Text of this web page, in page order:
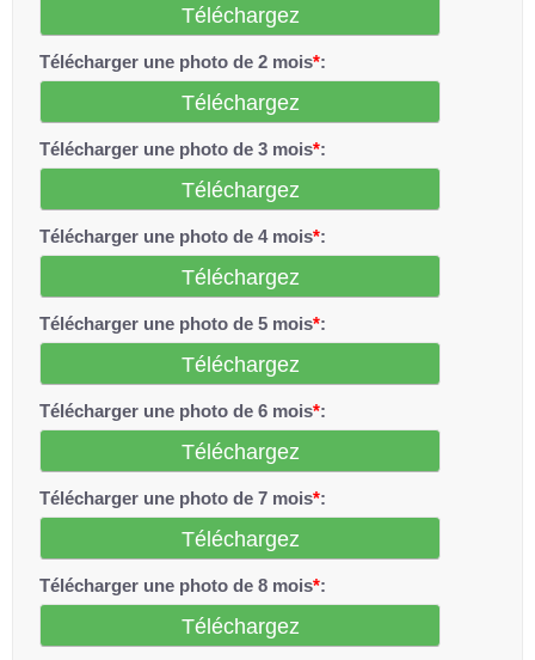
Téléchargez
Télécharger une photo de 2 mois*:
Téléchargez
Télécharger une photo de 3 mois*:
Téléchargez
Télécharger une photo de 4 mois*:
Téléchargez
Télécharger une photo de 5 mois*:
Téléchargez
Télécharger une photo de 6 mois*:
Téléchargez
Télécharger une photo de 7 mois*:
Téléchargez
Télécharger une photo de 8 mois*:
Téléchargez